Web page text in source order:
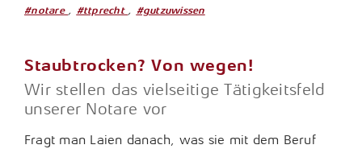
#notare , #ttprecht , #gutzuwissen
Staubtrocken? Von wegen!
Wir stellen das vielseitige Tätigkeitsfeld
unserer Notare vor
Fragt man Laien danach, was sie mit dem Beruf